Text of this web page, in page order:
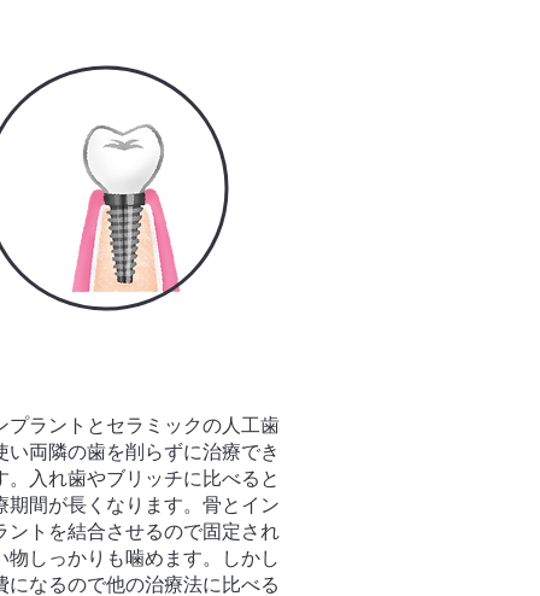
プラントとセラミックの人工歯
い両隣の歯を削らずに治療でき
。入れ歯やブリッチに比べると
期間が長くなります。骨とイン
ントを結合させるので固定され
物しっかりも噛めます。しかし
になるので他の治療法に比べる